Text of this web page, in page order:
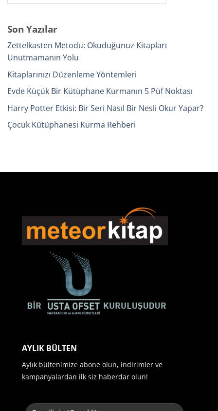
Son Yazılar
Zettelkasten Metodu: Okuduğunuz Kitapları
Unutmamanın Yolu
Kitaplarınızı Düzenleme Yöntemleri
Evde Küçük Bir Kütüphane Kurmanın 5 Püf Noktası
Harry Potter Etkisi: Bir Seri Nasıl Bir Nesli Okur Yapar?
Çocuk Kütüphanesi Kurma Rehberi
AYLIK BÜLTEN
Aylık bültenimize abone olun, indirimler ve
kampanyalardan ilk siz haberdar olun!